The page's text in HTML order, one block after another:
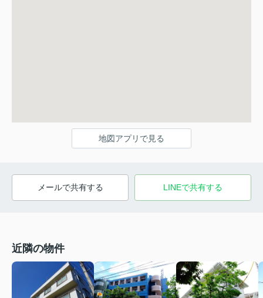
地図アプリで見る
メールで共有する LINEで共有する
近隣の物件